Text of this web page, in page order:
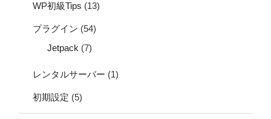
WP初級Tips (13)
プラグイン (54)
Jetpack (7)
レンタルサーバー (1)
初期設定 (5)